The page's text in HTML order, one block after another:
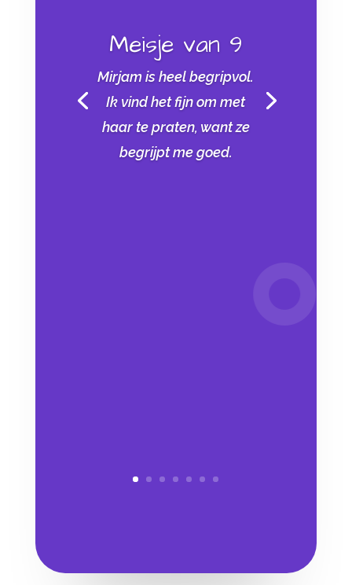
Meisje van 9
Mirjam is heel begripvol.
Ik vind het fijn om met
haar te praten, want ze
begrijpt me goed.